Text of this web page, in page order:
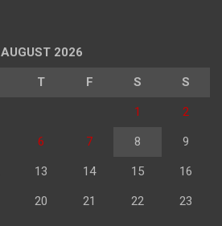
AUGUST 2026
T F S S
1 2
6 7 8 9
13 14 15 16
20 21 22 23